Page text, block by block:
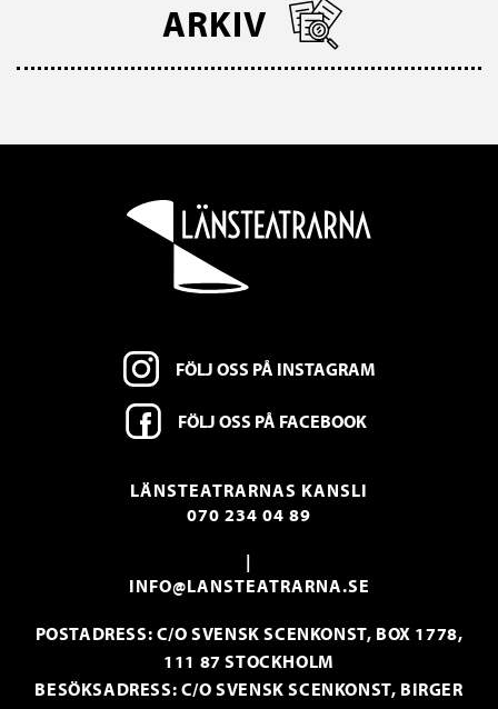
ARKIV
FÖLJ OSS PÅ INSTAGRAM
FÖLJ OSS PÅ FACEBOOK
LÄNSTEATRARNAS KANSLI
070 234 04 89
|
INFO@LANSTEATRARNA.SE
POSTADRESS: C/O SVENSK SCENKONST, BOX 1778,
111 87 STOCKHOLM
BESÖKSADRESS: C/O SVENSK SCENKONST, BIRGER